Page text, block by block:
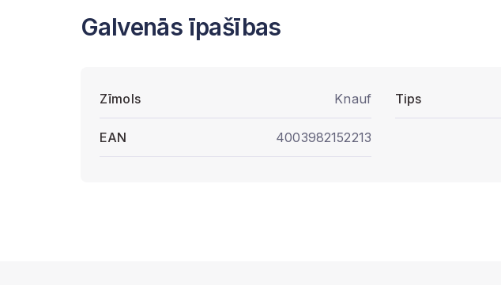
Galvenās īpašības
Zīmols Knauf Tips
EAN 4003982152213